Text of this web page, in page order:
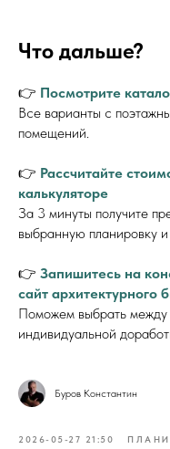
Что дальше?
👉 Посмотрите
Все варианты с
помещений.
👉 Рассчитайте
калькуляторе
За 3 минуты получите
выбранную планировку и
👉 Запишитесь на
сайт архитектурного
Поможем выбрать между
индивидуальной
Буров Константин
2026-05-27 21:50